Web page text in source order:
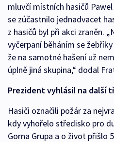
mluvčí místních hasičů
se zúčastnilo jednadvacet
z hasičů byl při akci zraněn.
vyčerpaní běháním se
že na samotné hašení už
úplně jiná skupina,“ dodal
Prezident vyhlásil na další
Hasiči označili požár za
kdy vyhořelo středisko pro
Gorna Grupa a o život přišlo